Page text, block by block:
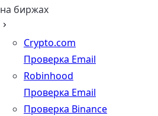
на биржах
Crypto.com
Проверка Email
Robinhood
Проверка Email
Проверка Binance